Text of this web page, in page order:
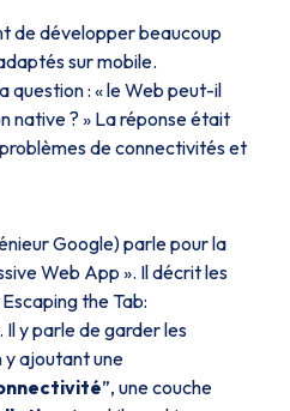
de développer beaucoup
sur mobile.
question : «le Web peut-il
native ? » La réponse était
de connectivités et
Google) parle pour la
Web App ». Il décrit les
the Tab:
Il y parle de garder les
y ajoutant une
”, une couche